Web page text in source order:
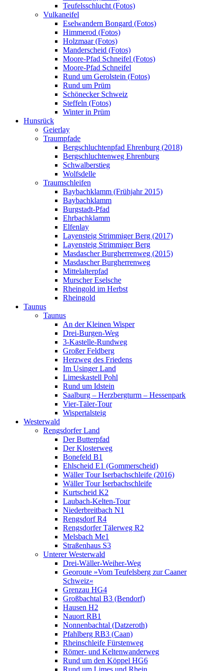
Teufelsschlucht (Fotos)
Vulkaneifel
Eselwandern Bongard (Fotos)
Himmerod (Fotos)
Holzmaar (Fotos)
Manderscheid (Fotos)
Moore-Pfad Schneifel (Fotos)
Moore-Pfad Schneifel
Rund um Gerolstein (Fotos)
Rund um Prüm
Schönecker Schweiz
Steffeln (Fotos)
Winter in Prüm
Hunsrück
Geierlay
Traumpfade
Bergschluchtenpfad Ehrenburg (2018)
Bergschluchtenweg Ehrenburg
Schwalberstieg
Wolfsdelle
Traumschleifen
Baybachklamm (Frühjahr 2015)
Baybachklamm
Burgstadt-Pfad
Ehrbachklamm
Elfenlay
Layensteig Strimmiger Berg (2017)
Layensteig Strimmiger Berg
Masdascher Burgherrenweg (2015)
Masdascher Burgherrenweg
Mittelalterpfad
Murscher Eselsche
Rheingold im Herbst
Rheingold
Taunus
Taunus
An der Kleinen Wisper
Drei-Burgen-Weg
3-Kastelle-Rundweg
Großer Feldberg
Herzweg des Friedens
Im Usinger Land
Limeskastell Pohl
Rund um Idstein
Saalburg – Herzbergturm – Hessenpark
Vier-Täler-Tour
Wispertalsteig
Westerwald
Rengsdorfer Land
Der Butterpfad
Der Klosterweg
Bonefeld B1
Ehlscheid E1 (Gommerscheid)
Wäller Tour Iserbachschleife (2016)
Wäller Tour Iserbachschleife
Kurtscheid K2
Laubach-Kelten-Tour
Niederbreitbach N1
Rengsdorf R4
Rengsdorfer Tälerweg R2
Melsbach Me1
Straßenhaus S3
Unterer Westerwald
Drei-Wäller-Weiher-Weg
Georoute »Vom Teufelsberg zur Caaner
Schweiz«
Grenzau HG4
Großbachtal B3 (Bendorf)
Hausen H2
Nauort RB1
Nonnenbachtal (Datzeroth)
Pfahlberg RB3 (Caan)
Rheinschleife Fürstenweg
Römer- und Keltenwanderweg
Rund um den Köppel HG6
Rund um Limes und Rhein